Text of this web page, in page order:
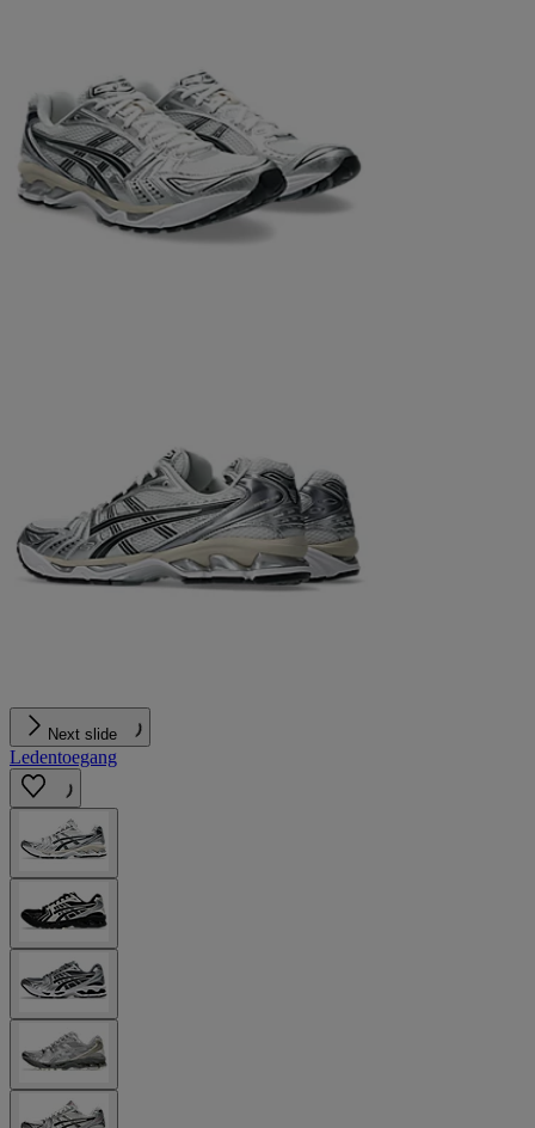
Next slide
Ledentoegang